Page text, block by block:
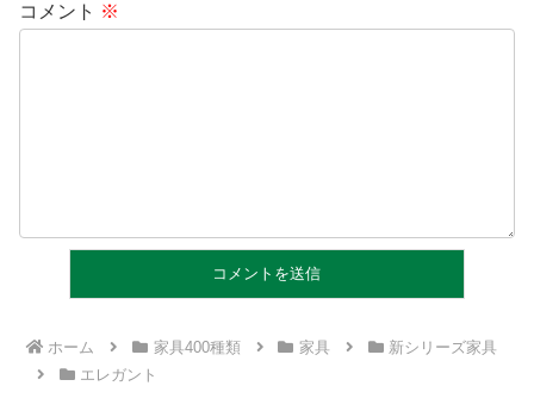
コメント ※
ホーム 家具400種類 家具
新シリーズ家具
エレガント